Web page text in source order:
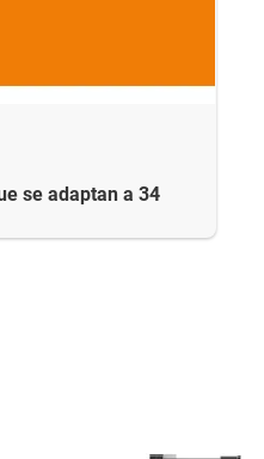
se adaptan a 34